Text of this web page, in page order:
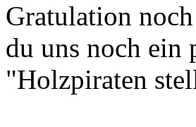
Gratulation
du uns noch ein
"Holzpiraten